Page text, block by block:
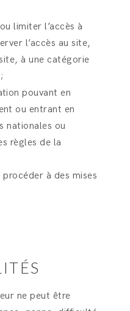
limiter l’accès à
l’accès au site,
à une catégorie
pouvant en
ou entrant en
nationales ou
règles de la
à des mises
ne peut être